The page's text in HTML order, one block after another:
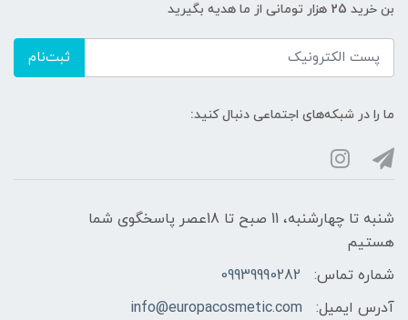
بن خرید 25 هزار تومانی از ما هدیه بگیرید
ثبت‌نام
ما را در شبکه‌های اجتماعی دنبال کنید:
شنبه تا چهارشنبه، 11 صبح تا 18عصر پاسخگوی شما
هستیم
شماره تماس:
09939990282
آدرس ایمیل:
info@europacosmetic.com